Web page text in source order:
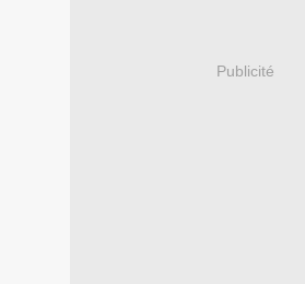
Publicité